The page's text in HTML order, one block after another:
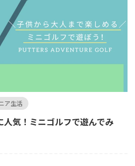
ア生活
気！ミニゴルフで遊んでみ